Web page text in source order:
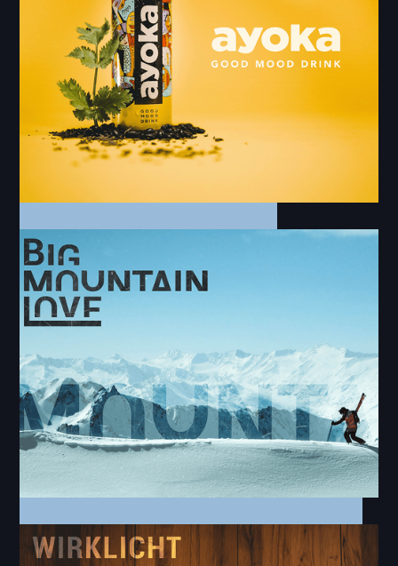
You are softly killing me - Reena
Winters
Online Video | Social Media | Fotos
Ayoka - Spec Work
Shortvideo | Online